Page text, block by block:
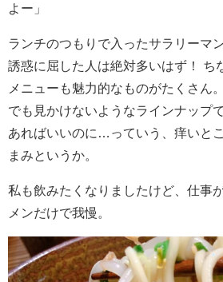
よー」
ランチのつもりで入ったサラリーマ
誘惑に屈した人は絶対多いはず！ ち
メニューも魅力的なものがたくさん
でも見かけないようなラインナップ
あればいいのに…っていう、痒いと
まみというか。
私も飲みたくなりましたけど、仕事
メンだけで我慢。